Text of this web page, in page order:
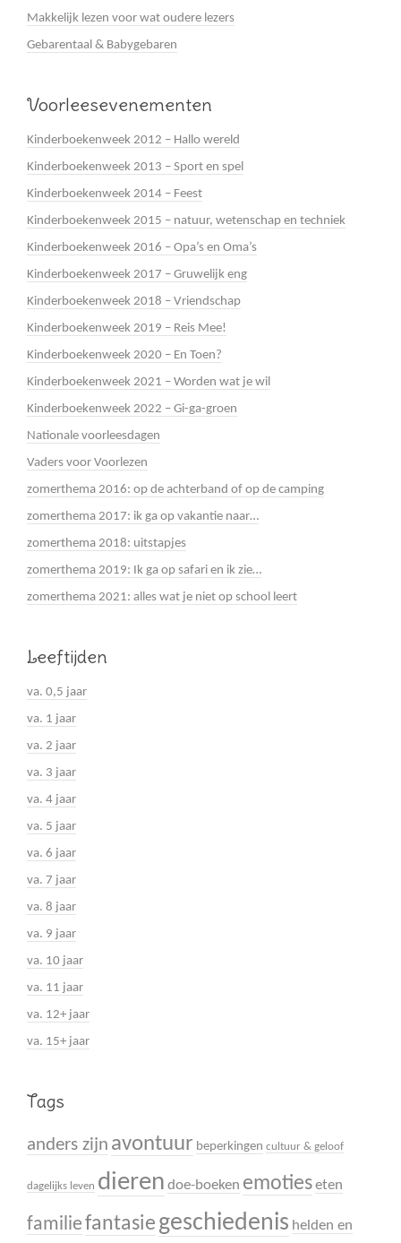
Makkelijk lezen voor wat oudere lezers
Gebarentaal & Babygebaren
Voorleesevenementen
Kinderboekenweek 2012 – Hallo wereld
Kinderboekenweek 2013 – Sport en spel
Kinderboekenweek 2014 – Feest
Kinderboekenweek 2015 – natuur, wetenschap en techniek
Kinderboekenweek 2016 – Opa’s en Oma’s
Kinderboekenweek 2017 – Gruwelijk eng
Kinderboekenweek 2018 – Vriendschap
Kinderboekenweek 2019 – Reis Mee!
Kinderboekenweek 2020 – En Toen?
Kinderboekenweek 2021 – Worden wat je wil
Kinderboekenweek 2022 – Gi-ga-groen
Nationale voorleesdagen
Vaders voor Voorlezen
zomerthema 2016: op de achterband of op de camping
zomerthema 2017: ik ga op vakantie naar…
zomerthema 2018: uitstapjes
zomerthema 2019: Ik ga op safari en ik zie…
zomerthema 2021: alles wat je niet op school leert
Leeftijden
va. 0,5 jaar
va. 1 jaar
va. 2 jaar
va. 3 jaar
va. 4 jaar
va. 5 jaar
va. 6 jaar
va. 7 jaar
va. 8 jaar
va. 9 jaar
va. 10 jaar
va. 11 jaar
va. 12+ jaar
va. 15+ jaar
Tags
anders zijn avontuur beperkingen cultuur & geloof
dagelijks leven dieren doe-boeken emotieseten
familiefantasie geschiedenis helden en